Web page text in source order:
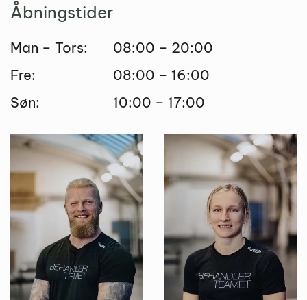
Åbningstider
Man – Tors:
08:00 – 20:00
Fre:
08:00 – 16:00
Søn:
10:00 – 17:00